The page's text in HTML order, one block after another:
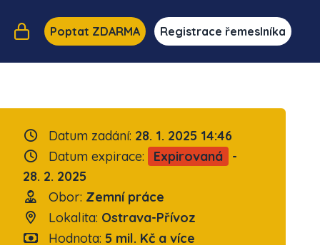
Poptat ZDARMA Registrace řemeslníka
Datum zadání: 28. 1. 2025 14:46
Datum expirace:
Expirovaná
-
28. 2. 2025
Obor: Zemní práce
Lokalita: Ostrava-Přívoz
Hodnota: 5 mil. Kč a více